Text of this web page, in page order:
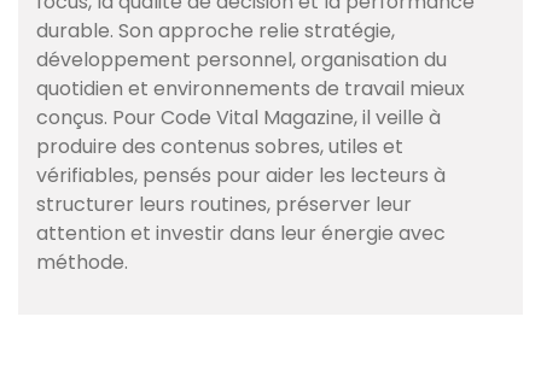
durable. Son approche relie stratégie,
développement personnel, organisation du
quotidien et environnements de travail mieux
conçus. Pour Code Vital Magazine, il veille à
produire des contenus sobres, utiles et
vérifiables, pensés pour aider les lecteurs à
structurer leurs routines, préserver leur
attention et investir dans leur énergie avec
méthode.